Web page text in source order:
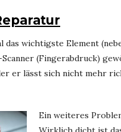
wichtigste Element
(Fingerabdruck)
er lässt sich nicht mehr
Ein weiteres